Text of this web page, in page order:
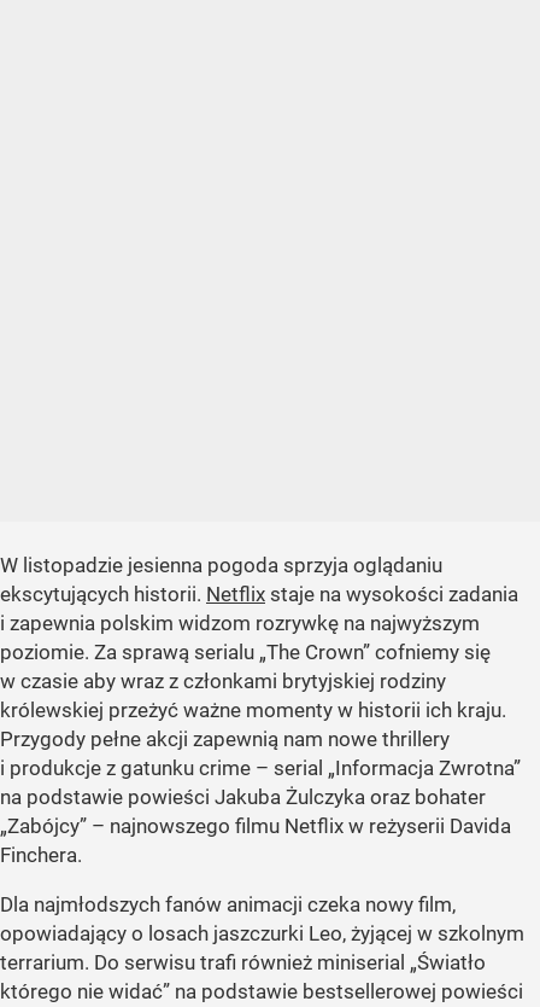
W listopadzie jesienna pogoda sprzyja oglądaniu
ekscytujących historii. Netflix staje na wysokości zadania
i zapewnia polskim widzom rozrywkę na najwyższym
poziomie. Za sprawą serialu „The Crown” cofniemy się
w czasie aby wraz z członkami brytyjskiej rodziny
królewskiej przeżyć ważne momenty w historii ich kraju.
Przygody pełne akcji zapewnią nam nowe thrillery
i produkcje z gatunku crime – serial „Informacja Zwrotna”
na podstawie powieści Jakuba Żulczyka oraz bohater
„Zabójcy” – najnowszego filmu Netflix w reżyserii Davida
Finchera.
Dla najmłodszych fanów animacji czeka nowy film,
opowiadający o losach jaszczurki Leo, żyjącej w szkolnym
terrarium. Do serwisu trafi również miniserial „Światło
którego nie widać” na podstawie bestsellerowej powieści